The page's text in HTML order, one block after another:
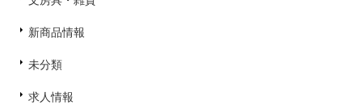
新商品情報
未分類
求人情報